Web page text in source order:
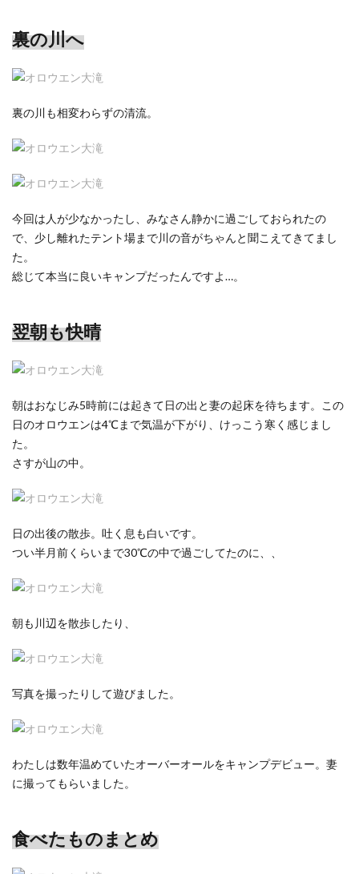
裏の川へ
裏の川も相変わらずの清流。
今回は人が少なかったし、みなさん静かに過ごしておられたの
で、少し離れたテント場まで川の音がちゃんと聞こえてきてまし
た。
総じて本当に良いキャンプだったんですよ…。
翌朝も快晴
朝はおなじみ5時前には起きて日の出と妻の起床を待ちます。この
日のオロウエンは4℃まで気温が下がり、けっこう寒く感じまし
た。
さすが山の中。
日の出後の散歩。吐く息も白いです。
つい半月前くらいまで30℃の中で過ごしてたのに、、
朝も川辺を散歩したり、
写真を撮ったりして遊びました。
わたしは数年温めていたオーバーオールをキャンプデビュー。妻
に撮ってもらいました。
食べたものまとめ